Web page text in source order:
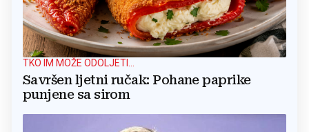
TKO IM MOŽE ODOLJETI...
Savršen ljetni ručak: Pohane paprike
punjene sa sirom